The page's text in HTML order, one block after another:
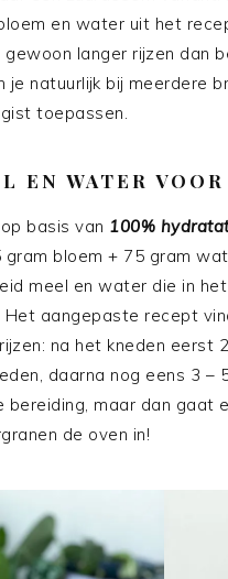
en water uit het
langer rijzen dan
je natuurlijk bij meerdere
toepassen.
EN WATER
basis van 100%
bloem + 75 gram
meel en water die in
aangepaste recept
na het kneden eerst
daarna nog eens 3 –
bereiding, maar dan gaat
de oven in!